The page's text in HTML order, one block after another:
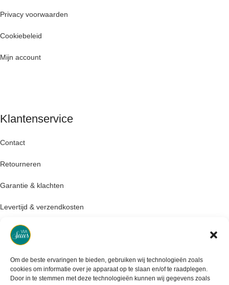
Om de beste ervaringen te bieden, gebruiken wij technologieën zoals
cookies om informatie over je apparaat op te slaan en/of te raadplegen.
Door in te stemmen met deze technologieën kunnen wij gegevens zoals
Privacy voorwaarden
Cookiebeleid
Mijn account
Klantenservice
Contact
Retourneren
Garantie & klachten
Levertijd & verzendkosten